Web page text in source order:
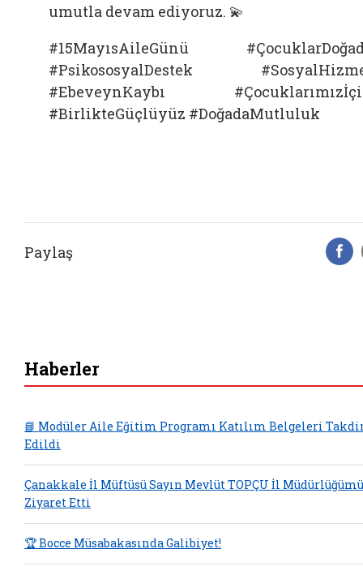
umutla devam ediyoruz. 💫
#15MayısAileGünü
#PsikososyalDestek
#EbeveynKaybı
#BirlikteGüçlüyüz #DoğadaMutluluk
Paylaş
Haberler
📘 Modüler Aile Eğitim Programı Katılım Belgeleri
Edildi
Çanakkale İl Müftüsü Sayın Mevlüt TOPÇU İl
Ziyaret Etti
🏆 Bocce Müsabakasında Galibiyet!